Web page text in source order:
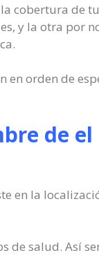
cobertura de
y la otra por
en orden de
de el
en la
de salud. Así